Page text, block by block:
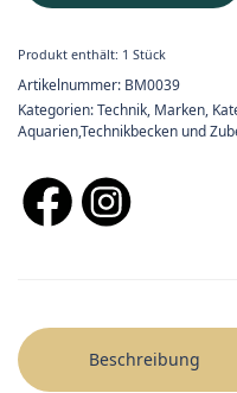
Produkt enthält: 1Stück
Artikelnummer: BM0039
Kategorien:Technik, Marken,
Aquarien,Technikbecken und
Beschreibung